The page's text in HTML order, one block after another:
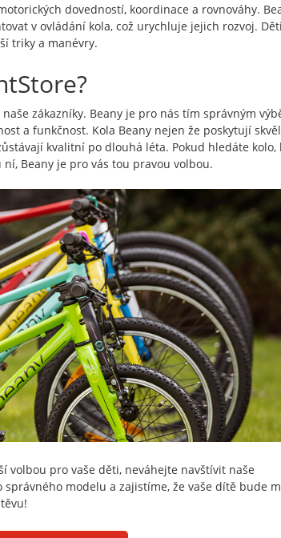
dovedností, koordinace a rovnováhy.
v ovládání kola, což urychluje jejich rozvoj.
triky a manévry.
zákazníky. Beany je pro nás tím správným
a funkčnost. Kola Beany nejen že poskytují
kvalitní po dlouhá léta. Pokud hledáte kolo,
Beany je pro vás tou pravou volbou.
volbou pro vaše děti, neváhejte navštívit naše
modelu a zajistíme, že vaše dítě bude